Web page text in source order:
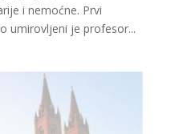
i nemoćne. Prvi
umirovljeni je profesor...